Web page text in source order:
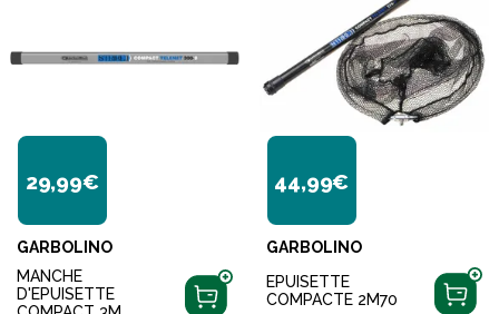
29,99€
GARBOLINO
MANCHE
D'EPUISETTE
44,99€
GARBOLINO
EPUISETTE
COMPACTE 2M70